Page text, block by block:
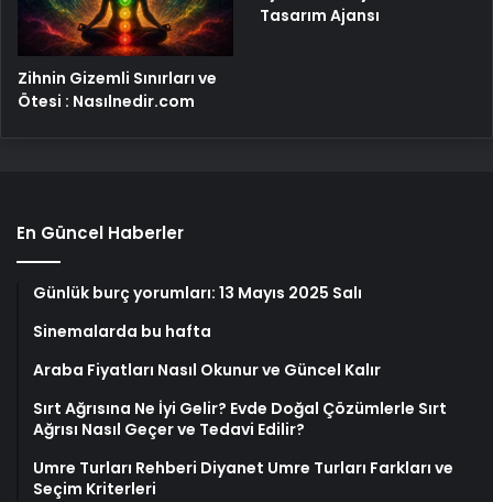
Zihnin Gizemli Sınırları ve
Ötesi : Nasılnedir.com
Tasarım Ajansı
En Güncel Haberler
Günlük burç yorumları: 13 Mayıs 2025 Salı
Sinemalarda bu hafta
Araba Fiyatları Nasıl Okunur ve Güncel Kalır
Sırt Ağrısına Ne İyi Gelir? Evde Doğal Çözümlerle Sırt
Ağrısı Nasıl Geçer ve Tedavi Edilir?
Umre Turları Rehberi Diyanet Umre Turları Farkları ve
Seçim Kriterleri